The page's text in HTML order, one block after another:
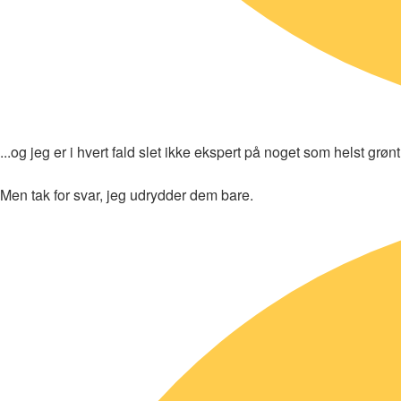
...og jeg er i hvert fald slet ikke ekspert på noget som helst
Men tak for svar, jeg udrydder dem bare.